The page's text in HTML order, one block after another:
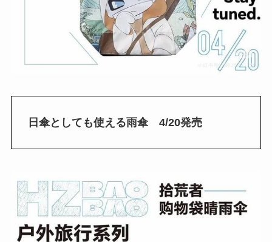
日傘としても使える雨傘 4/20発売